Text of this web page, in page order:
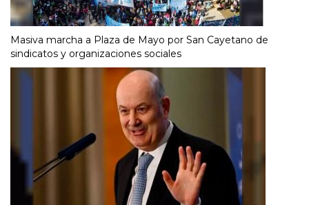
Masiva marcha a Plaza de Mayo por San Cayetano de
sindicatos y organizaciones sociales